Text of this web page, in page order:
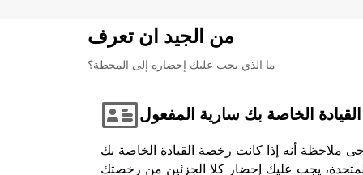
من الجيد ان تعرف
ما الذي يجب عليك إحضاره إلى المحطة؟
الخاصة بك سارية المفعول
ملاحظة أنه إذا كانت رخصة القيادة الخاصة بك